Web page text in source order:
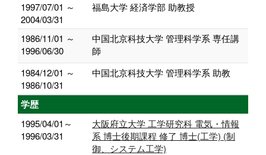
1997/07/01 ～
2004/03/31
福島大学 経済学部 助教授
1986/11/01 ～
1996/06/30
中国北京科技大学 管理科学系 専任講
師
1984/12/01 ～
1986/10/31
中国北京科技大学 管理科学系 助教
学歴
1995/04/01～
1996/03/31
大阪府立大学 工学研究科 電気・情報
系 博士後期課程 修了 博士(工学) (制
御、システム工学)